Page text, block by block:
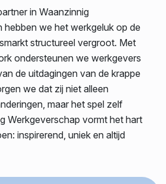
in Waanzinnig
hebben we het werkgeluk op de
structureel vergroot. Met
ondersteunen we werkgevers
de uitdagingen van de krappe
we dat zij niet alleen
maar het spel zelf
Werkgeverschap vormt het hart
inspirerend, uniek en altijd